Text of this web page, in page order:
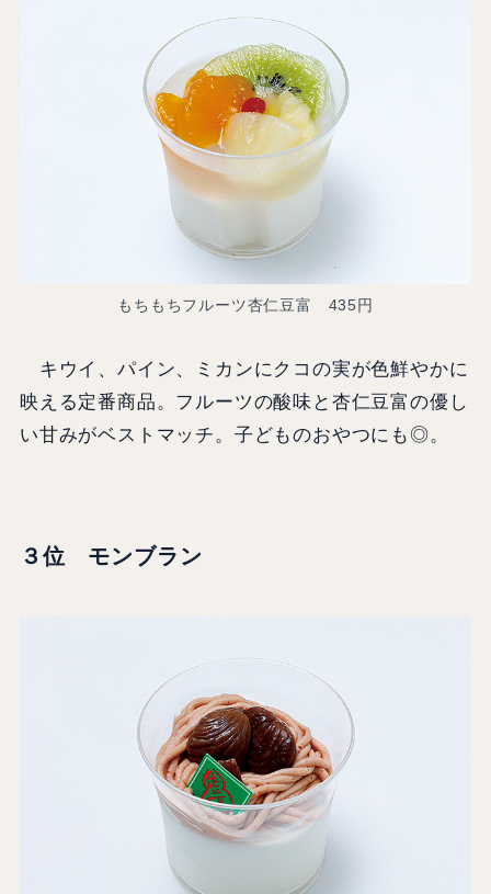
もちもちフルーツ杏仁豆富 435円
キウイ、パイン、ミカンにクコの実が色鮮やかに
映える定番商品。フルーツの酸味と杏仁豆富の優し
い甘みがベストマッチ。子どものおやつにも◎。
３位 モンブラン